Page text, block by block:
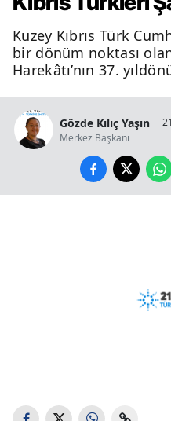
Kuzey Kıbrıs Türk
bir dönüm noktası
Harekâtı’nın 37.
Gözde Kılıç Yaşın
Merkez Başkanı